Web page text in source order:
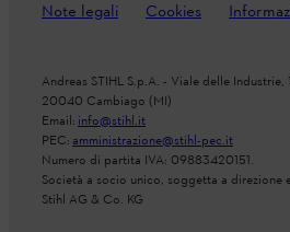
Note legali Cookies
Andreas STIHL S.p.A. - Viale delle Industrie,
20040 Cambiago (MI)
Email: info@stihl.it
PEC:amministrazione@stihl-pec.it
Numero di partita IVA: 09883420151.
Società a socio unico, soggetta a direzione
Stihl AG & Co. KG